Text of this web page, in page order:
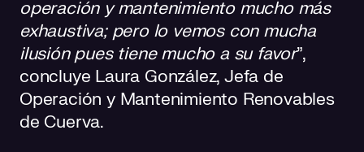
operación y mantenimiento mucho más
exhaustiva; pero lo vemos con mucha
ilusión pues tiene mucho a su favor”,
concluye Laura González, Jefa de
Operación y Mantenimiento Renovables
de Cuerva.